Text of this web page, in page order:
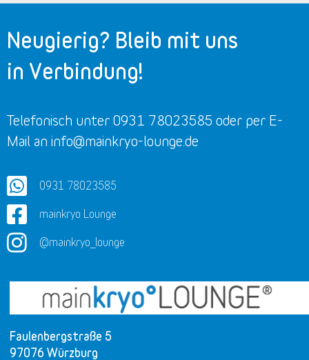
Faulenbergstraße 5
97076 Würzburg
Neugierig? Bleib mit uns
in Verbindung!
Telefonisch unter 0931 78023585 oder per E-
Mail an info@mainkryo-lounge.de
0931 78023585
mainkryo Lounge
@mainkryo_lounge